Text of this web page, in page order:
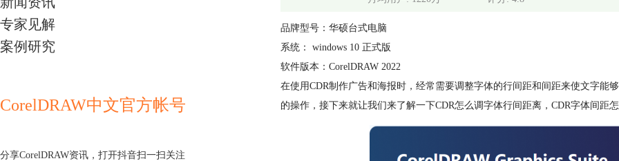
专家见解
案例研究
CorelDRAW中文官方帐号
分享CorelDRAW资讯，打开抖音扫一扫关注
品牌型号：华硕台式电脑
系统： windows 10 正式版
软件版本：CorelDRAW 2022
在使用CDR制作广告和海报时，经常需要调整字体的行间距和间距来使文字能
的操作，接下来就让我们来了解一下CDR怎么调字体行间距离，CDR字体间距